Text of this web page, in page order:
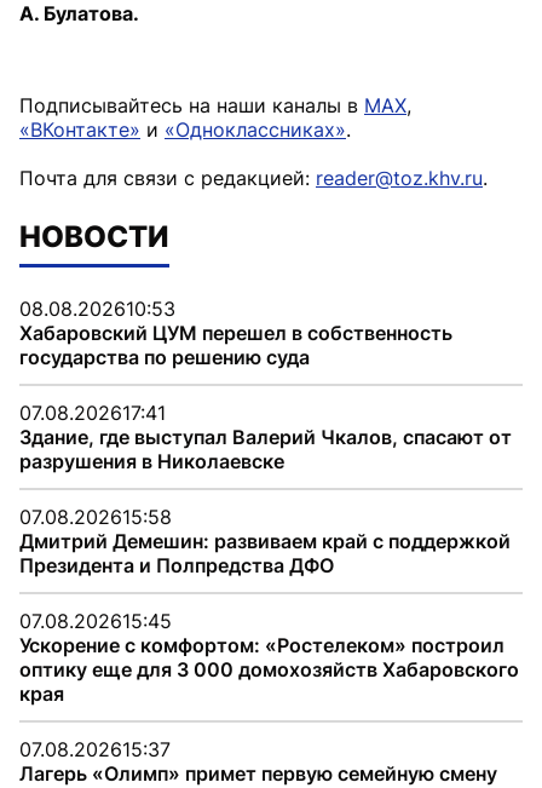
А. Булатова.
Подписывайтесь на наши каналы в MAX,
«ВКонтакте» и «Одноклассниках».
Почта для связи с редакцией: reader@toz.khv.ru.
НОВОСТИ
08.08.202610:53
Хабаровский ЦУМ перешел в собственность
государства по решению суда
07.08.202617:41
Здание, где выступал Валерий Чкалов, спасают от
разрушения в Николаевске
07.08.202615:58
Дмитрий Демешин: развиваем край с поддержкой
Президента и Полпредства ДФО
07.08.202615:45
Ускорение с комфортом: «Ростелеком» построил
оптику еще для 3 000 домохозяйств Хабаровского
края
07.08.202615:37
Лагерь «Олимп» примет первую семейную смену